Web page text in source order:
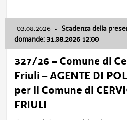
03.08.2026 - Scadenza della
domande: 31.08.2026 12:00
327/26 – Comune di
Friuli – AGENTE DI
per il Comune di
FRIULI